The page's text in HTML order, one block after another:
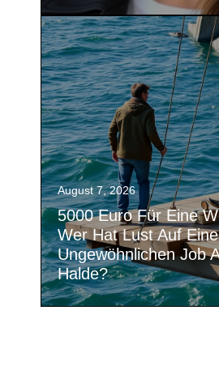
August 7, 2026
5000 Euro Für Eine
Wer Hat Lust Auf
Ungewöhnlichen Job
Halde?